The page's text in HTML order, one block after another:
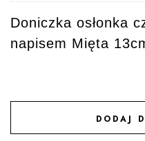
Doniczka osłonka
napisem Mięta
DODAJ
DODAJ